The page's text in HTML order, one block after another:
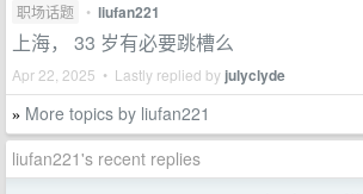
职场话题 • liufan221
上海， 33 岁有必要跳槽么
Apr 22, 2025 • Lastly replied by julyclyde
» More topics by liufan221
liufan221's recent replies